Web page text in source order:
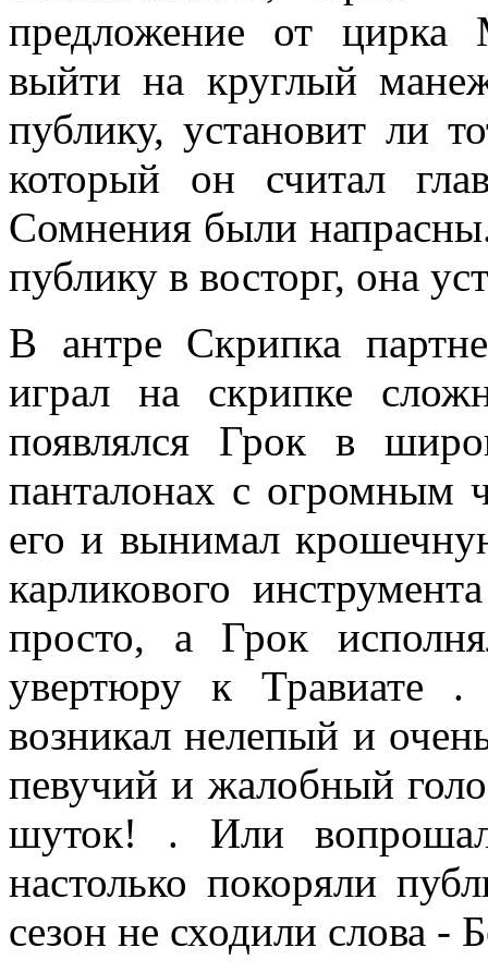
предложение от цирка
выйти на круглый
публику, установит ли
который он считал
Сомнения были
публику в восторг, она
В антре Скрипка
играл на скрипке
появлялся Грок в
панталонах с огромным
его и вынимал
карликового
просто, а Грок
увертюру к Травиате
возникал нелепый и
певучий и жалобный
шуток! . Или
настолько покоряли
сезон не сходили слова